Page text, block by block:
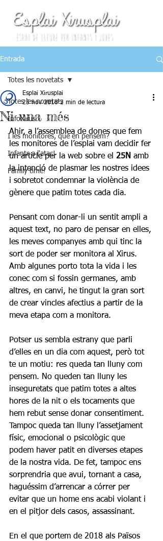
Entrada
Totes les novetats
InfoXirus
I les monitores, què en pensem?
Infants a l'atac!
Family time!
Totes les novetats
Ni una més
Esplai Xirusplai
25 nov 2018 2 min de lectura
Ahir, a l’assemblea de dones que fem
les monitores de l’esplai vam decidir fer
un article per la web sobre el 25N amb
la intenció de plasmar les nostres idees
i sobretot condemnar la violència de
gènere que patim totes cada dia.
Pensant com donar-li un sentit ampli a
aquest text, no paro de pensar en elles,
les meves companyes amb qui tinc la
sort de poder ser monitora al Xirus.
Amb algunes porto tota la vida i les
conec com si fossin germanes, amb
altres, en canvi, he tingut la gran sort
de crear vincles afectius a partir de la
meva etapa com a monitora.
Potser us sembla estrany que parli
d’elles en un dia com aquest, però tot
te un motiu: res queda tan lluny com
pensem. No queden tan lluny les
inseguretats que patim totes a altes
hores de la nit o els tocaments que
hem rebut sense donar consentiment.
Tampoc queda tan lluny l’assetjament
físic, emocional o psicològic que
podem haver patit en diverses etapes
de la nostra vida. De fet, tampoc ens
sorprendria que avui, tornant a casa,
haguéssim d’arrencar a córrer per
evitar que un home ens acabi violant i
en el pitjor dels casos, assassinant.
En el que portem de 2018 als Països